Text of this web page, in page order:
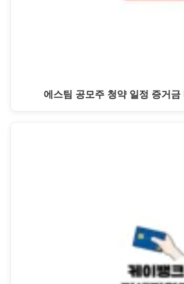
에스팀 공모주 청약 일정 증거